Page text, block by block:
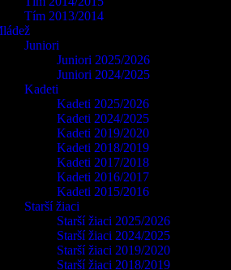
Tím 2013/2014
Juniori
Juniori 2025/2026
Juniori 2024/2025
Kadeti
Kadeti 2025/2026
Kadeti 2024/2025
Kadeti 2019/2020
Kadeti 2018/2019
Kadeti 2017/2018
Kadeti 2016/2017
Kadeti 2015/2016
Starší žiaci
Starší žiaci 2025/2026
Starší žiaci 2024/2025
Starší žiaci 2019/2020
Starší žiaci 2018/2019